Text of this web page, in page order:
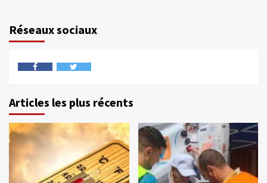
Réseaux sociaux
Articles les plus récents